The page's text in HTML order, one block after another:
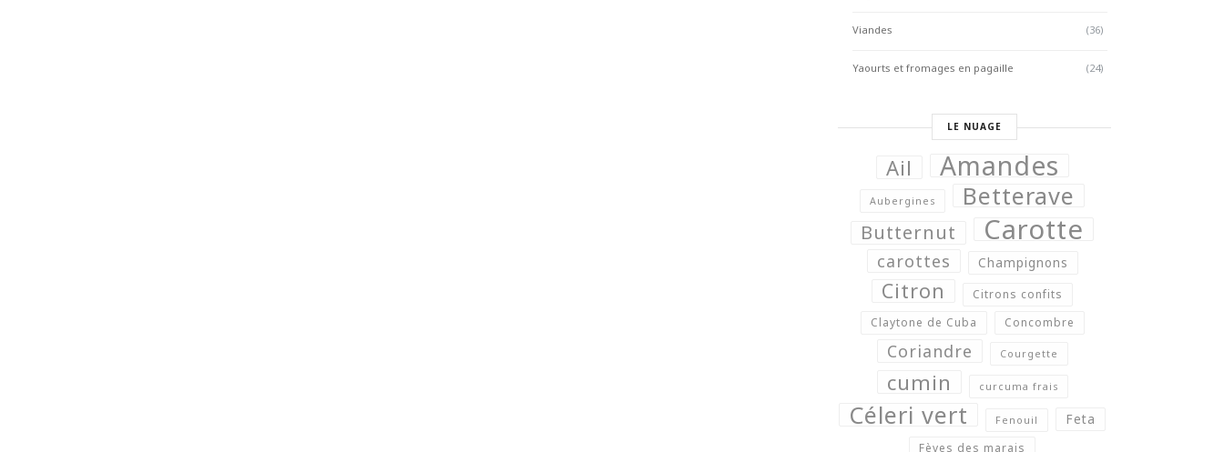
Viandes (36)
Yaourts et fromages en pagaille (24)
LE NUAGE
Ail Amandes
Aubergines Betterave
Butternut Carotte
carottes Champignons
Citron
Citrons confits
Claytone de Cuba
Concombre
Coriandre Courgette
cumin curcuma frais
Céleri vert Fenouil Feta
Fèves des marais